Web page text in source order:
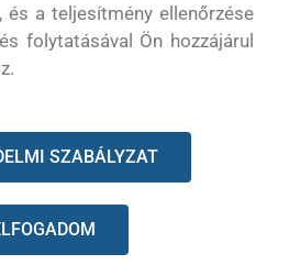
Láncszegecselő kinyomó
és a teljesítmény ellenőrzése
folytatásával Ön hozzájárul
SZABÁLYZAT